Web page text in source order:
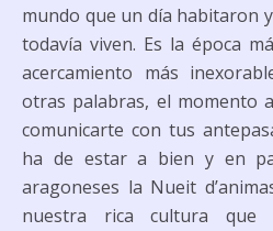
mundo que un día habitaron
todavía viven. Es la época
acercamiento más
otras palabras, el momento
comunicarte con tus
ha de estar a bien y en
aragoneses la Nueit
nuestra rica cultura que